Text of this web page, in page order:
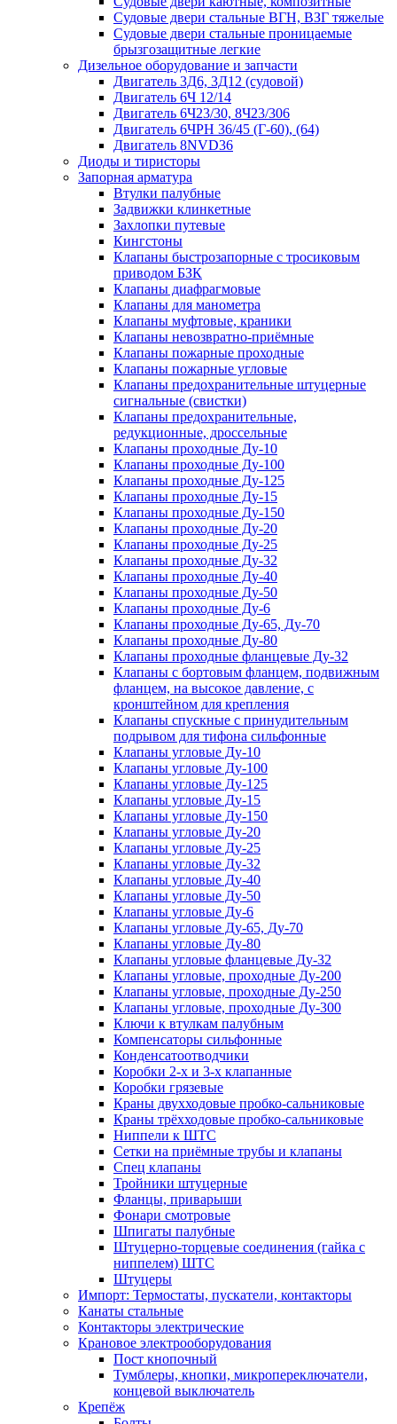
Судовые двери стальные ВГН, ВЗГ тяжелые
Судовые двери стальные проницаемые
брызгозащитные легкие
Дизельное оборудование и запчасти
Двигатель 3Д6, 3Д12 (судовой)
Двигатель 6Ч 12/14
Двигатель 6Ч23/30, 8Ч23/306
Двигатель 6ЧРН 36/45 (Г-60), (64)
Двигатель 8NVD36
Диоды и тиристоры
Запорная арматура
Втулки палубные
Задвижки клинкетные
Захлопки путевые
Кингстоны
Клапаны быстрозапорные с тросиковым
приводом БЗК
Клапаны диафрагмовые
Клапаны для манометра
Клапаны муфтовые, краники
Клапаны невозвратно-приёмные
Клапаны пожарные проходные
Клапаны пожарные угловые
Клапаны предохранительные штуцерные
сигнальные (свистки)
Клапаны предохранительные,
редукционные, дроссельные
Клапаны проходные Ду-10
Клапаны проходные Ду-100
Клапаны проходные Ду-125
Клапаны проходные Ду-15
Клапаны проходные Ду-150
Клапаны проходные Ду-20
Клапаны проходные Ду-25
Клапаны проходные Ду-32
Клапаны проходные Ду-40
Клапаны проходные Ду-50
Клапаны проходные Ду-6
Клапаны проходные Ду-65, Ду-70
Клапаны проходные Ду-80
Клапаны проходные фланцевые Ду-32
Клапаны с бортовым фланцем, подвижным
фланцем, на высокое давление, с
кронштейном для крепления
Клапаны спускные с принудительным
подрывом для тифона сильфонные
Клапаны угловые Ду-10
Клапаны угловые Ду-100
Клапаны угловые Ду-125
Клапаны угловые Ду-15
Клапаны угловые Ду-150
Клапаны угловые Ду-20
Клапаны угловые Ду-25
Клапаны угловые Ду-32
Клапаны угловые Ду-40
Клапаны угловые Ду-50
Клапаны угловые Ду-6
Клапаны угловые Ду-65, Ду-70
Клапаны угловые Ду-80
Клапаны угловые фланцевые Ду-32
Клапаны угловые, проходные Ду-200
Клапаны угловые, проходные Ду-250
Клапаны угловые, проходные Ду-300
Ключи к втулкам палубным
Компенсаторы сильфонные
Конденсатоотводчики
Коробки 2-х и 3-х клапанные
Коробки грязевые
Краны двухходовые пробко-сальниковые
Краны трёхходовые пробко-сальниковые
Ниппели к ШТС
Сетки на приёмные трубы и клапаны
Спец клапаны
Тройники штуцерные
Фланцы, приварыши
Фонари смотровые
Шпигаты палубные
Штуцерно-торцевые соединения (гайка с
ниппелем) ШТС
Штуцеры
Импорт: Термостаты, пускатели, контакторы
Канаты стальные
Контакторы электрические
Крановое электрооборудования
Пост кнопочный
Тумблеры, кнопки, микропереключатели,
концевой выключатель
Крепёж